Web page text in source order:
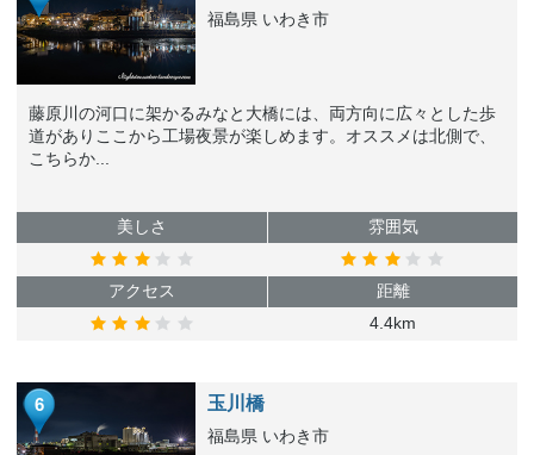
福島県 いわき市
藤原川の河口に架かるみなと大橋には、両方向に広々とした歩
道がありここから工場夜景が楽しめます。オススメは北側で、
こちらか...
美しさ 雰囲気
アクセス
距離
4.4km
6 玉川橋
福島県 いわき市